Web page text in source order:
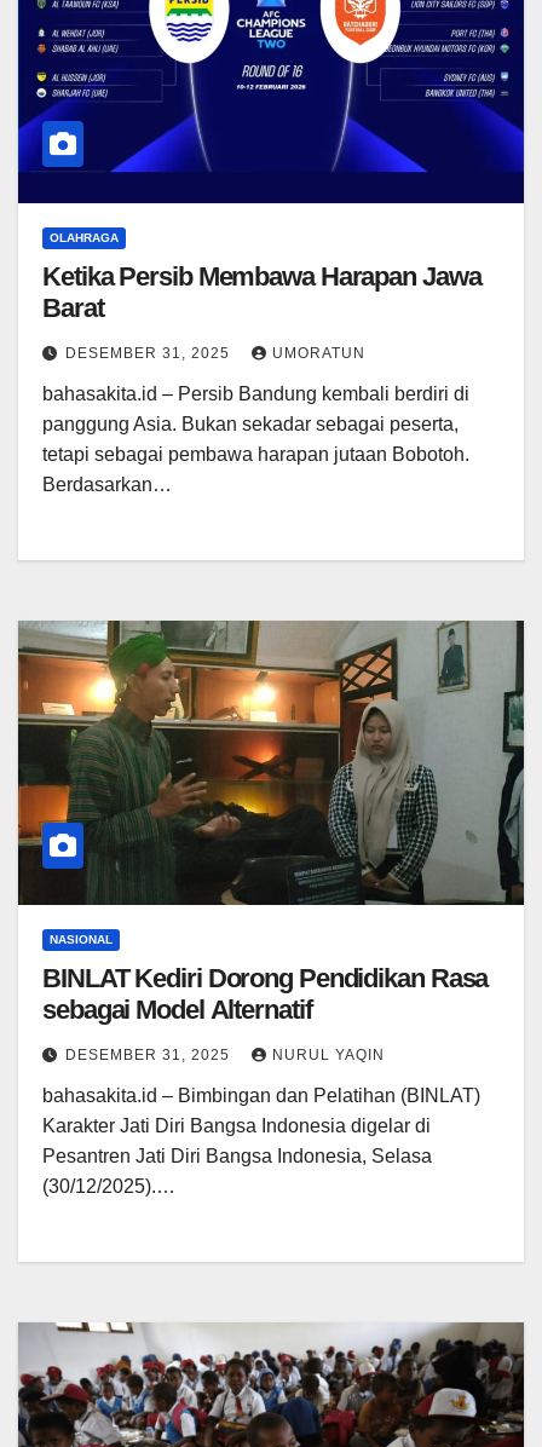
OLAHRAGA
Ketika Persib Membawa Harapan Jawa
Barat
DESEMBER 31, 2025 UMORATUN
bahasakita.id – Persib Bandung kembali berdiri di
panggung Asia. Bukan sekadar sebagai peserta,
tetapi sebagai pembawa harapan jutaan Bobotoh.
Berdasarkan…
NASIONAL
BINLAT Kediri Dorong Pendidikan Rasa
sebagai Model Alternatif
DESEMBER 31, 2025 NURUL YAQIN
bahasakita.id – Bimbingan dan Pelatihan (BINLAT)
Karakter Jati Diri Bangsa Indonesia digelar di
Pesantren Jati Diri Bangsa Indonesia, Selasa
(30/12/2025).…